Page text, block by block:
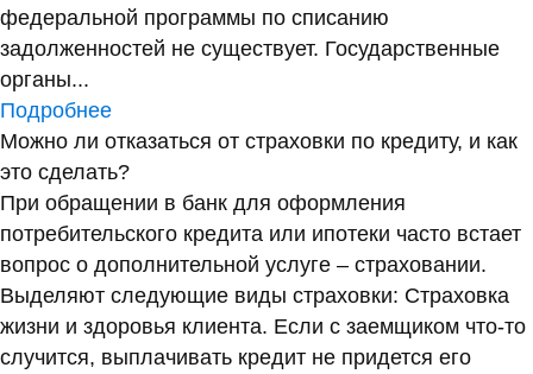
федеральной программы по списанию
задолженностей не существует. Государственные
органы...
Подробнее
Можно ли отказаться от страховки по кредиту, и как
это сделать?
При обращении в банк для оформления
потребительского кредита или ипотеки часто встает
вопрос о дополнительной услуге – страховании.
Выделяют следующие виды страховки: Страховка
жизни и здоровья клиента. Если с заемщиком что-то
случится, выплачивать кредит не придется его